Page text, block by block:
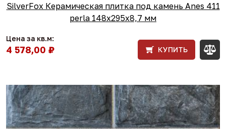
SilverFox Керамическая плитка под камень Anes 411
perla 148x295х8,7 мм
Цена за кв.м:
4 578,00 ₽ КУПИТЬ